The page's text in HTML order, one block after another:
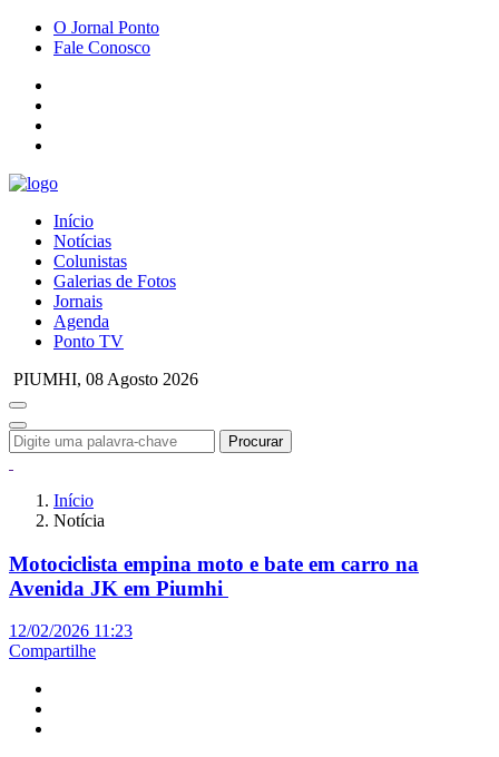
O Jornal Ponto
Fale Conosco
Início
Notícias
Colunistas
Galerias de Fotos
Jornais
Agenda
Ponto TV
PIUMHI, 08 Agosto 2026
Procurar
Início
Notícia
Motociclista empina moto e bate em carro na
Avenida JK em Piumhi
12/02/2026 11:23
Compartilhe